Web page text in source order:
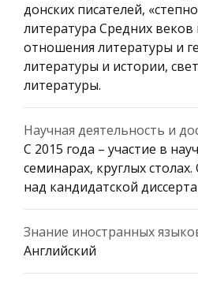
донских писателей,
литература Средних
отношения литературы и
литературы и истории,
литературы.
Научная деятельность и
С 2015 года – участие в
семинарах, круглых
над кандидатской
Знание иностранных
Английский